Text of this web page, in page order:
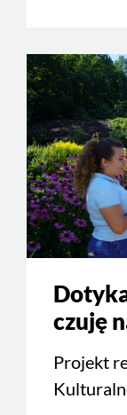
czuję
Projekt